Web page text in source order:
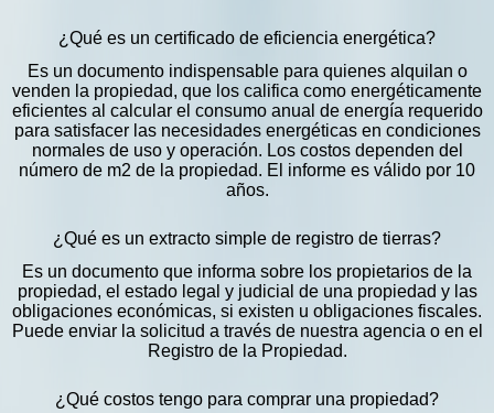
¿Qué es un certificado de eficiencia energética?
Es un documento indispensable para quienes alquilan o
venden la propiedad, que los califica como energéticamente
eficientes al calcular el consumo anual de energía requerido
para satisfacer las necesidades energéticas en condiciones
normales de uso y operación. Los costos dependen del
número de m2 de la propiedad. El informe es válido por 10
años.
¿Qué es un extracto simple de registro de tierras?
Es un documento que informa sobre los propietarios de la
propiedad, el estado legal y judicial de una propiedad y las
obligaciones económicas, si existen u obligaciones fiscales.
Puede enviar la solicitud a través de nuestra agencia o en el
Registro de la Propiedad.
¿Qué costos tengo para comprar una propiedad?